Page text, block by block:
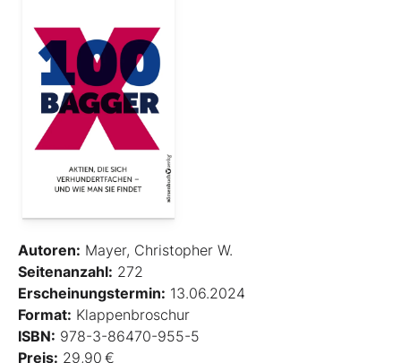
Autoren: Mayer, Christopher W.
Seitenanzahl: 272
Erscheinungstermin: 13.06.2024
Format: Klappenbroschur
ISBN: 978-3-86470-955-5
Preis: 29,90 €